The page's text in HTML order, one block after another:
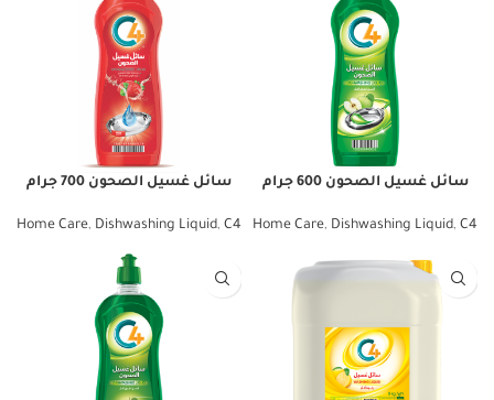
سائل غسيل الصحون 600 جرام
Home Care, Dishwashing Liquid, C4
سائل غسيل الصحون 700 جرام
Home Care, Dishwashing Liquid, C4